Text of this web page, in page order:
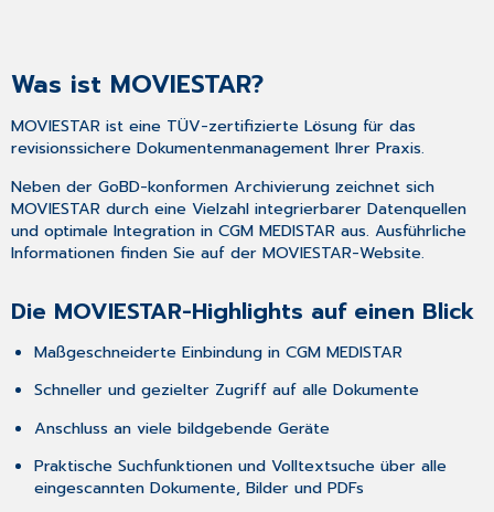
Was ist MOVIESTAR?
MOVIESTAR ist eine TÜV-zertifizierte Lösung für das
revisionssichere Dokumentenmanagement Ihrer Praxis.
Neben der GoBD-konformen Archivierung zeichnet sich
MOVIESTAR durch eine Vielzahl integrierbarer Datenquellen
und optimale Integration in CGM MEDISTAR aus. Ausführliche
Informationen finden Sie auf derMOVIESTAR-Website.
Die MOVIESTAR-Highlights auf einen Blick
Maßgeschneiderte Einbindung in CGM MEDISTAR
Schneller und gezielter Zugriff auf alle Dokumente
Anschluss an viele bildgebende Geräte
Praktische Suchfunktionen und Volltextsuche über alle
eingescannten Dokumente, Bilder und PDFs